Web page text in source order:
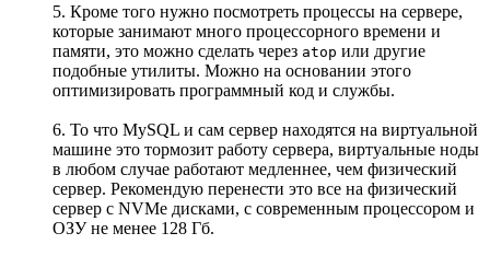
5. Кроме того нужно посмотреть процессы на сервере,
которые занимают много процессорного времени и
памяти, это можно сделать через atop или другие
подобные утилиты. Можно на основании этого
оптимизировать программный код и службы.
6. То что MySQL и сам сервер находятся на виртуальной
машине это тормозит работу сервера, виртуальные ноды
в любом случае работают медленнее, чем физический
сервер. Рекомендую перенести это все на физический
сервер с NVMe дисками, с современным процессором и
ОЗУ не менее 128 Гб.